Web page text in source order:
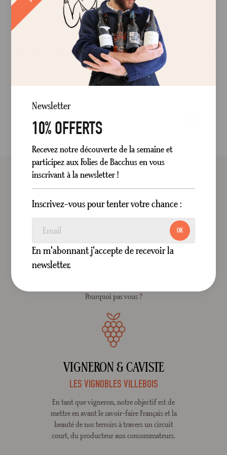
Recevez notredécouverte de la semaine
participez auxFolies de Bacchus
concours mensuel)
NOTÉ 4,6/5
APPROUVÉ PAR + DE 3000 CLIENTS
Pourquoi pas vous ?
VIGNERON & CAVISTE
LES VIGNOBLES VILLEBOIS
En tant que vigneron, notre objectif est de
mettre en avant le savoir-faire Français et la
beauté de nos terroirs à travers un circuit
court, du producteur aux consommateurs.
Newsletter
10% OFFERTS
Recevez notre découverte de la semaine et
participez aux Folies de Bacchus en vous
inscrivant à la newsletter !
Inscrivez-vous pour tenter votre chance :
OK
En m'abonnant j'accepte de recevoir la
newsletter.